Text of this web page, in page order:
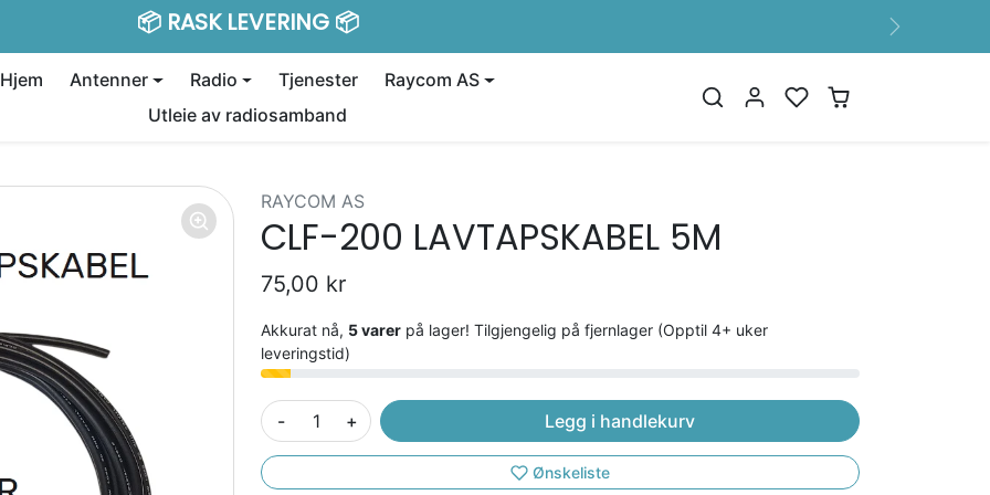
📦 RASK LEVERING 📦
Tilbudet Løper Ut Om:
Neste
Hjem Antenner Radio Tjenester
Raycom AS
Utleie av radiosamband
RAYCOM AS
CLF-200 LAVTAPSKABEL 5M
75,00 kr
Akkurat nå, 5 varer på lager! Tilgjengelig på fjernlager (Opptil 4+ uker
leveringstid)
- + Legg i handlekurv
Ønskeliste